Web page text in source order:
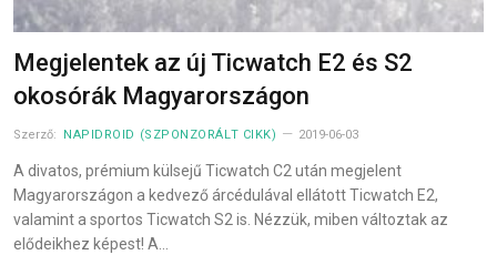
Megjelentek az új Ticwatch E2 és S2
okosórák Magyarországon
Szerző: NAPIDROID (SZPONZORÁLT CIKK) 2019-06-03
A divatos, prémium külsejű Ticwatch C2 után megjelent
Magyarországon a kedvező árcédulával ellátott Ticwatch E2,
valamint a sportos Ticwatch S2 is. Nézzük, miben változtak az
elődeikhez képest! A…